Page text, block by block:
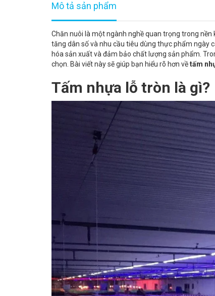
Mô tả sản phẩm
Chăn nuôi là một ngành nghề quan trọng trong
tăng dân số và nhu cầu tiêu dùng thực phẩm ngày
hóa sản xuất và đảm bảo chất lượng sản phẩm.
chọn. Bài viết này sẽ giúp bạn hiểu rõ hơn vềtấm
Tấm nhựa lỗ tròn là gì?